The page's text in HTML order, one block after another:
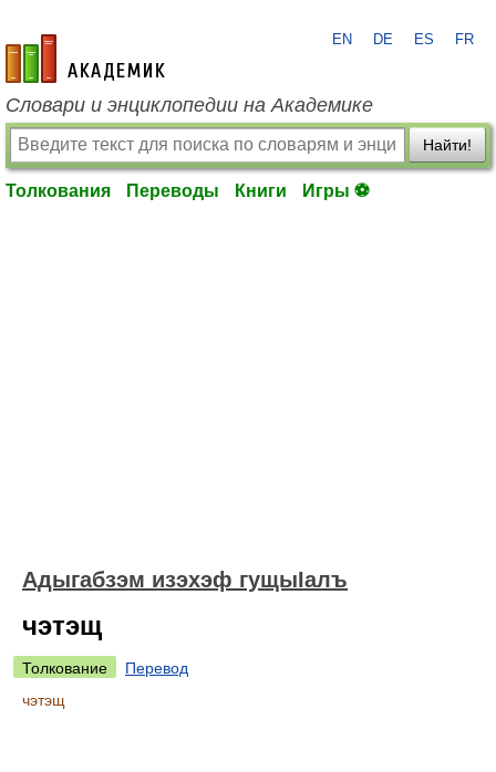
academic.ru
EN DE ES FR
Словари и энциклопедии на Академике
Найти!
Толкования Переводы Книги Игры ⚽
Адыгабзэм изэхэф гущыIалъ
чэтэщ
Толкование
Перевод
чэтэщ